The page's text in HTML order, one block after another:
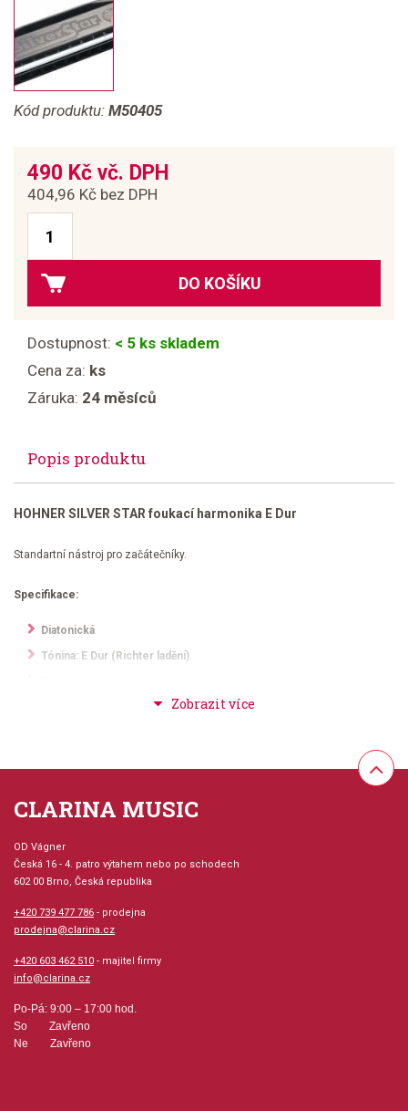
Kód produktu: M50405
490 Kč vč. DPH
404,96 Kč bez DPH
DO KOŠÍKU
Dostupnost: < 5 ks skladem
Cena za: ks
Záruka: 24 měsíců
Popis produktu
HOHNER SILVER STAR foukací harmonika E Dur
Standartní nástroj pro začátečníky.
Specifikace:
Diatonická
Tónina: E Dur (Richter ladění)
CLARINA MUSIC
OD Vágner
Česká 16 - 4. patro výtahem nebo po schodech
602 00 Brno, Česká republika
+420 739 477 786 - prodejna
prodejna@clarina.cz
+420 603 462 510 - majitel firmy
info@clarina.cz
Po-Pá: 9:00 – 17:00 hod.
So Zavřeno
Ne Zavřeno